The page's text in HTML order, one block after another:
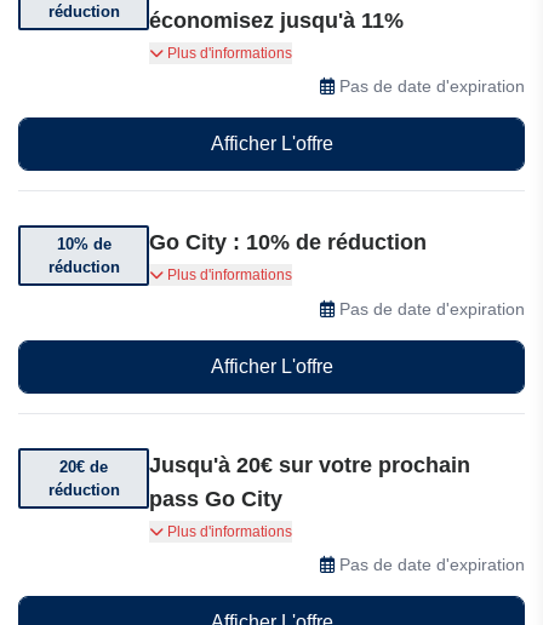
réduction
économisez jusqu'à 11%
Explorez Madrid à moindre coût : économisez
jusqu'à 11% sur le pass Explorer à partir de 79€
ou optez pour le pass Tout compris à partir de
74€ et profitez d'un accès illimité aux meilleures
attractions, visites et activités !
Plus d'informations
Pas de date d'expiration
Afficher L'offre
10% de
réduction
Go City : 10% de réduction
Profitez de 10% de réduction sur les soldes de
Plus d'informations
Pas de date d'expiration
Afficher L'offre
20€ de
réduction
Jusqu'à 20€ sur votre prochain
pass Go City
Offre spéciale : économisez jusqu'à 20€ sur
votre prochain pass Go City ! Dépêchez-vous,
cette offre à durée limitée se termine le:
explorez plus et dépensez moins.
Plus d'informations
Pas de date d'expiration